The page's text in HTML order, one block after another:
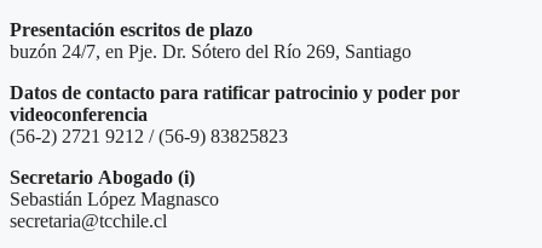
Presentación escritos de plazo
buzón 24/7, en Pje. Dr. Sótero del Río 269, Santiago
Datos de contacto para ratificar patrocinio y poder por
videoconferencia
(56-2) 2721 9212 / (56-9) 83825823
Secretario Abogado (i)
Sebastián López Magnasco
secretaria@tcchile.cl